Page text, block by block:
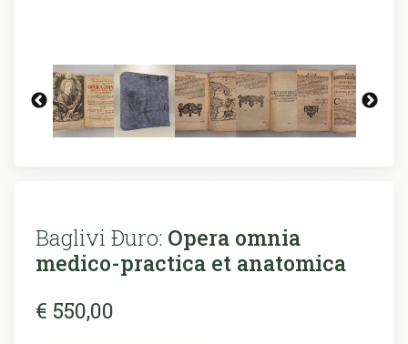
Baglivi Ðuro: Opera omnia
medico-practica et anatomica
€ 550,00